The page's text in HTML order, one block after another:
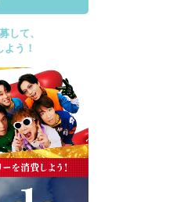
して、
う！